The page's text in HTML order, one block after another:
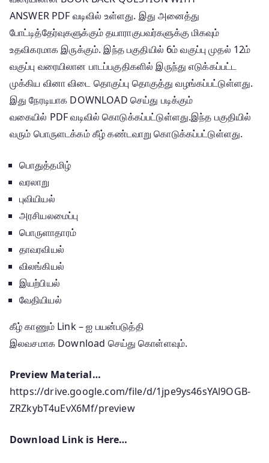
ANSWER PDF வடிவில் உள்ளது. இது அனைத்து
போட்டித்தேர்வுகளுக்கும் தயாராகுபவர்களுக்கு மிகவும்
உதவிகரமாக இருக்கும். இந்த பகுதியில் 6ம் வகுப்பு முதல் 12ம்
வகுப்பு வரையிலான பாடப்பகுதிகளில் இருந்து எடுக்கப்பட்ட
முக்கிய வினா விடை தொகுப்பு தொகுத்து வழங்கப்பட்டுள்ளது.
இது நேரடியாக DOWNLOAD செய்து படிக்கும்
வகையில் PDF வடிவில் கொடுக்கப்பட்டுள்ளது.இந்த பகுதியில்
வரும் பொருளடக்கம் கீழ் கண்டவாறு கொடுக்கப்பட்டுள்ளது.
பொதுத்தமிழ்
வரலாறு
புவியியல்
அரசியலமைப்பு
பொருளாதாரம்
தாவரவியல்
விலங்கியல்
இயற்பியல்
வேதியியல்
கீழ் காணும் Link – ஐ பயன்படுத்தி
இலவசமாக Download செய்து கொள்ளவும்.
Preview Material…
https://drive.google.com/file/d/1jpe9ys46sYAl9OGB-
ZRZkybT4uEvX6Mf/preview
Download Link is Here…